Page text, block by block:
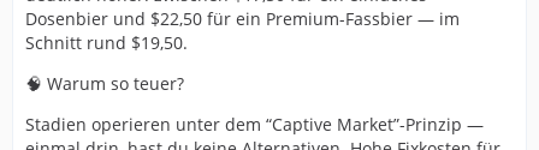
Dosenbier und $22,50 für ein Premium-Fassbier — im
Schnitt rund $19,50.
🧠 Warum so teuer?
Stadien operieren unter dem “Captive Market”-Prinzip —